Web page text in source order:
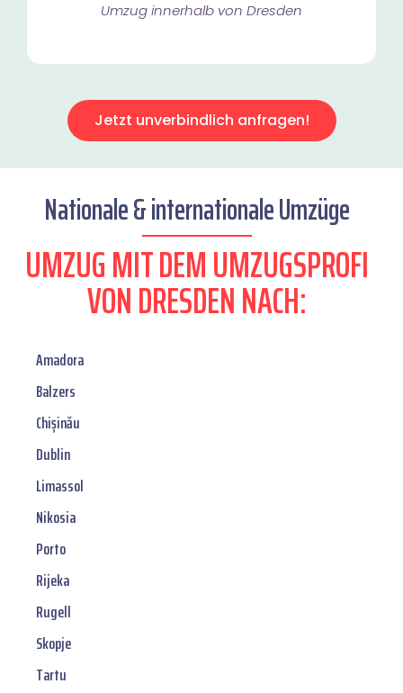
Umzug innerhalb von Dresden​
Jetzt unverbindlich anfragen!
Nationale & internationale Umzüge
UMZUG MIT DEM UMZUGSPROFI
VON DRESDEN NACH:
Amadora
Balzers
Chișinău
Dublin
Limassol
Nikosia
Porto
Rijeka
Rugell
Skopje
Tartu